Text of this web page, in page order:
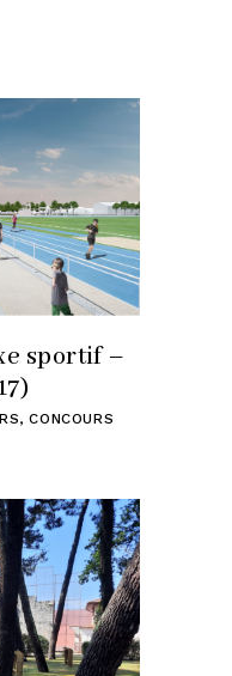
sportif –
,CONCOURS